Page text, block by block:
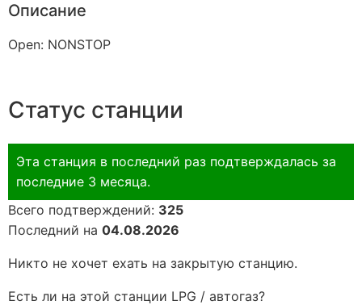
Описание
Open: NONSTOP
Статус станции
Эта станция в последний раз подтверждалась за
последние 3 месяца.
Всего подтверждений: 325
Последний на 04.08.2026
Никто не хочет ехать на закрытую станцию.
Есть ли на этой станции LPG / автогаз?